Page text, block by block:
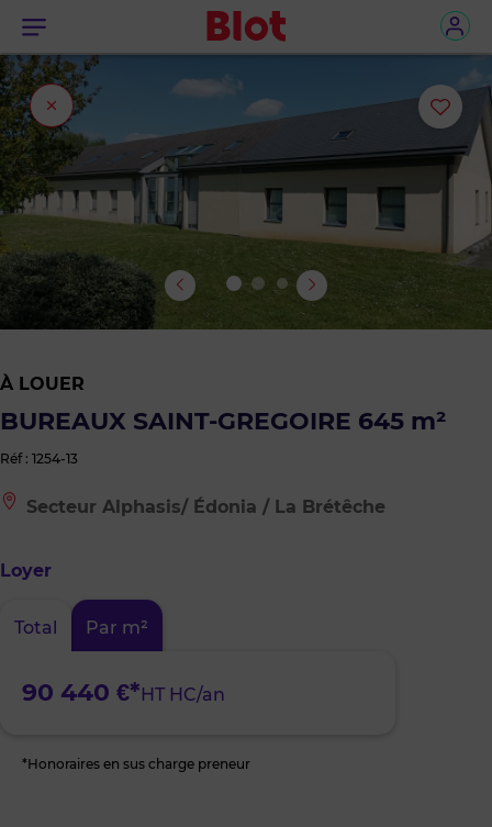
Menu
Fermer
l'onglet
ou
le
bien
À LOUER
BUREAUX SAINT-GREGOIRE 645 m²
Réf : 1254-13
Le
bien
à
Secteur
Alphasis/
Édonia
La
Brétêche
Secteur Alphasis/ Édonia / La Brétêche
Loyer
Total Par m²
90 440 €*HT HC/an
*Honoraires en sus charge preneur